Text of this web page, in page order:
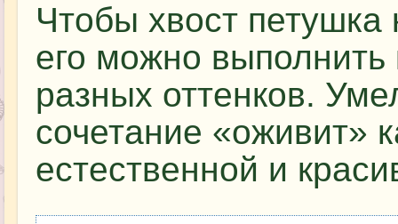
Чтобы хвост
его можно
разных оттенков.
сочетание «оживит»
естественной и